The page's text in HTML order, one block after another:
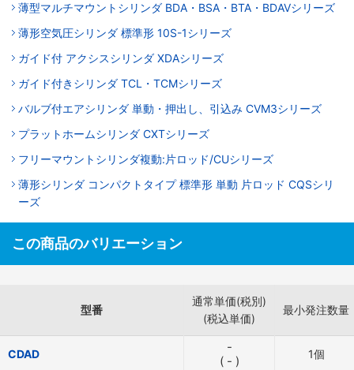
薄型マルチマウントシリンダ BDA・BSA・BTA・BDAVシリーズ
薄形空気圧シリンダ 標準形 10S-1シリーズ
ガイド付 アクシスシリンダ XDAシリーズ
ガイド付きシリンダ TCL・TCMシリーズ
バルブ付エアシリンダ 単動・押出し、引込み CVM3シリーズ
プラットホームシリンダ CXTシリーズ
フリーマウントシリンダ複動:片ロッド/CUシリーズ
薄形シリンダ コンパクトタイプ 標準形 単動 片ロッド CQSシリ
ーズ
この商品のバリエーション
型番
通常単価(税別)
(税込単価)
最小発注数量
CDAD
-
( - ) 1個